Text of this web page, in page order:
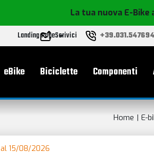
La tua nuova E-Bike
Landing PageScrivici
principale
eBike Biciclette Componenti
15/08/2026
Home E-